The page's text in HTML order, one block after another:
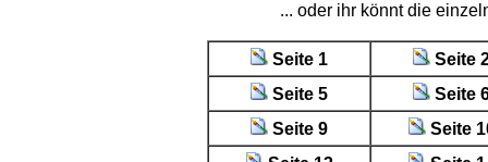
... oder ihr könnt die
Seite 1
Seite
Seite 5
Seite
Seite 9
Seite